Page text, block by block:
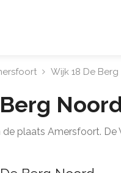
Wijk 18 De
de plaats Amersfoort.